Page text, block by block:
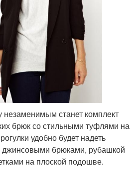
незаменимым станет комплект
брюк со стильными туфлями на
удобно будет надеть
джинсовыми брюками, рубашкой
на плоской подошве.